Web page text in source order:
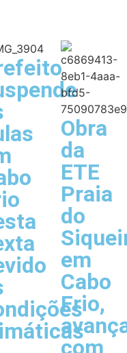
Obra
da
ETE
Praia
do
em
Cabo
Frio,
com